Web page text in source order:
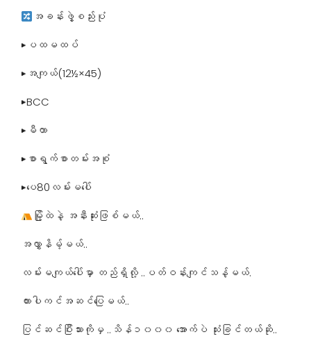
အခန်းဖွဲ့စည်းပုံ
▶ပထမထပ်
▶အကျယ်(12½×45)
▶BCC
▶မီတာ
▶စာရွက်စာတမ်းအစုံ
▶ပေ80လမ်းမပေါ်
မြို့ထဲနဲ့ အနီးဆုံးဖြစ်မယ်..
အလွှာနိမ့်မယ်..
လမ်းမကျယ်​ပေါ်မှာ တည်ရှိလို့ ..ပတ်ဝန်းကျင်သန့်မယ်.
ကားပါကင်အဆင်​ပြေမယ်..
ပြင်ဆင်ပြီးသားကိုမှ ..သိန်၁၀၀၀​ အောက်ပဲ သုံးခြင်တယ်ဆို..